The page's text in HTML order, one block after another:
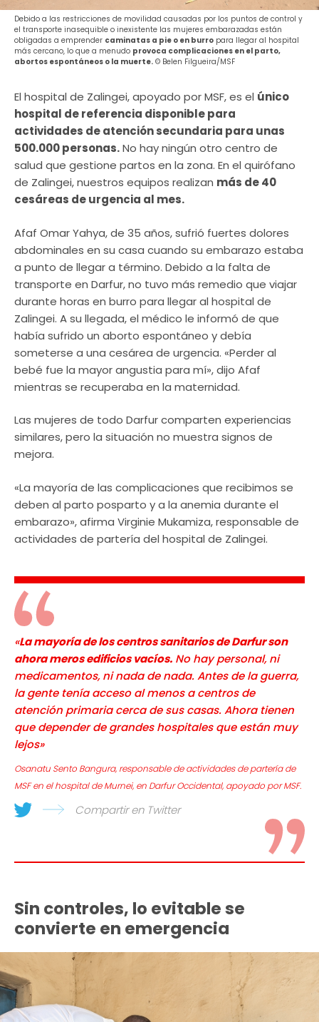
Debido a las restricciones de movilidad causadas por los puntos de control y
el transporte inasequible o inexistente las mujeres embarazadas están
obligadas a emprender caminatas a pie o en burro para llegar al hospital
más cercano, lo que a menudo provoca complicaciones en el parto,
abortos espontáneos o la muerte. © Belen Filgueira/MSF
El hospital de Zalingei, apoyado por MSF, es el único
hospital de referencia disponible para
actividades de atención secundaria para unas
500.000 personas.No hay ningún otro centro de
salud que gestione partos en la zona. En el quirófano
de Zalingei, nuestros equipos realizan más de 40
cesáreas de urgencia al mes.
Afaf Omar Yahya, de 35 años, sufrió fuertes dolores
abdominales en su casa cuando su embarazo estaba
a punto de llegar a término. Debido a la falta de
transporte en Darfur, no tuvo más remedio que viajar
durante horas en burro para llegar al hospital de
Zalingei. A su llegada, el médico le informó de que
había sufrido un aborto espontáneo y debía
someterse a una cesárea de urgencia. «Perder al
bebé fue la mayor angustia para mí», dijo Afaf
mientras se recuperaba en la maternidad.
Las mujeres de todo Darfur comparten experiencias
similares, pero la situación no muestra signos de
mejora.
«La mayoría de las complicaciones que recibimos se
deben al parto posparto y a la anemia durante el
embarazo», afirma Virginie Mukamiza, responsable de
actividades de partería del hospital de Zalingei.
«La mayoría de los centros sanitarios de Darfur son
ahora meros edificios vacíos. No hay personal, ni
medicamentos, ni nada de nada. Antes de la guerra,
la gente tenía acceso al menos a centros de
atención primaria cerca de sus casas. Ahora tienen
que depender de grandes hospitales que están muy
lejos»
Osanatu Sento Bangura, responsable de actividades de partería de
MSF en el hospital de Murnei, en Darfur Occidental, apoyado por MSF.
Compartir en Twitter
Sin controles, lo evitable se
convierte en emergencia